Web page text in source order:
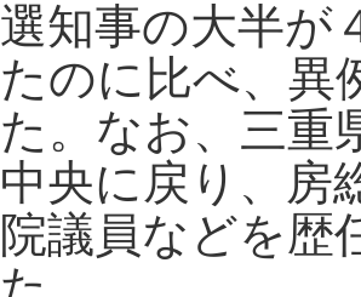
選知事の大半が
たのに比べ、異
た。なお、三重
中央に戻り、房
院議員などを歴